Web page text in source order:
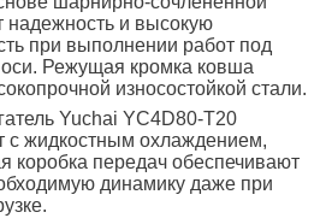
надежность и высокую
при выполнении работ под
Режущая кромка ковша
износостойкой стали.
Yuchai YC4D80-T20
c жидкостным охлаждением,
коробка передач обеспечивают
динамику даже при